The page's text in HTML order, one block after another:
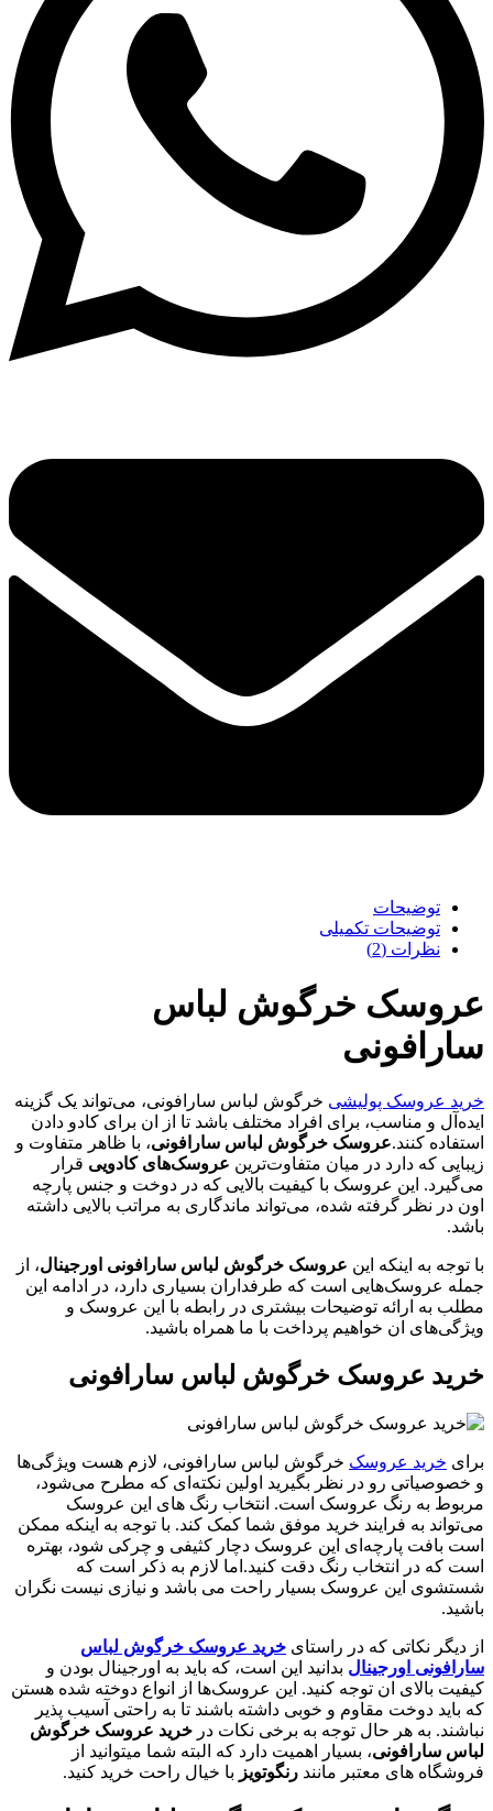
توضیحات
توضیحات تکمیلی
نظرات (2)
عروسک خرگوش لباس
سارافونی
خرید عروسک پولیشی خرگوش لباس سارافونی، می‌تواند یک گزینه
ایده‌آل و مناسب، برای افراد مختلف باشد تا از ان برای کادو دادن
استفاده کنند.عروسک خرگوش لباس سارافونی، با ظاهر متفاوت و
زیبایی که دارد در میان متفاوت‌ترین عروسک‌های کادویی قرار
می‌گیرد. این عروسک با کیفیت بالایی که در دوخت و جنس پارچه
اون در نظر گرفته شده، می‌تواند ماندگاری به مراتب بالایی داشته
باشد.
با توجه به اینکه این عروسک خرگوش لباس سارافونی اورجینال، از
جمله عروسک‌هایی است که طرفداران بسیاری دارد، در ادامه این
مطلب به ارائه توضیحات بیشتری در رابطه با این عروسک و
ویژگی‌های ان خواهیم پرداخت با ما همراه باشید.
خرید عروسک خرگوش لباس سارافونی
برای خرید عروسک خرگوش لباس سارافونی، لازم هست ویژگی‌ها
و خصوصیاتی رو در نظر بگیرید اولین نکته‌ای که مطرح می‌شود،
مربوط به رنگ عروسک است. انتخاب رنگ‌ های این عروسک
می‌تواند به فرایند خرید موفق شما کمک کند. با توجه به اینکه ممکن
است بافت پارچه‌ای این عروسک دچار کثیفی و چرکی شود، بهتره
است که در انتخاب رنگ دقت کنید.اما لازم به ذکر است که
شستشوی این عروسک بسیار راحت می باشد و نیازی نیست نگران
باشید.
از دیگر نکاتی که در راستای خرید عروسک خرگوش لباس
سارافونی اورجینال بدانید این است، که باید به اورجینال بودن و
کیفیت بالای ان توجه کنید. این عروسک‌ها از انواع دوخته شده هستن
که باید دوخت مقاوم و خوبی داشته باشند تا به راحتی آسیب پذیر
نباشند. به هر حال توجه به برخی نکات در خرید عروسک خرگوش
لباس سارافونی، بسیار اهمیت دارد که البته شما میتوانید از
فروشگاه های معتبر مانند رنگوتویز با خیال راحت خرید کنید.